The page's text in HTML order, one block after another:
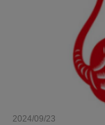
2024/09/23